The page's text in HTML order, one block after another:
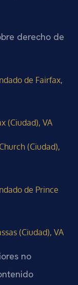
derecho de
de Fairfax,
(Ciudad), VA
(Ciudad),
de Prince
(Ciudad), VA
no